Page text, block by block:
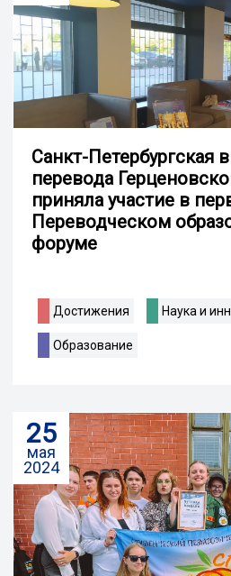
Санкт-Петербургская
перевода
приняла участие в
Переводческом
форуме
Достижения Наука и
Образование
25
мая
2024